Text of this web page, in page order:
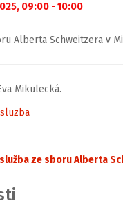
09:00 - 10:00
Alberta Schweitzera v
Mikulecká.
ze sboru Alberta